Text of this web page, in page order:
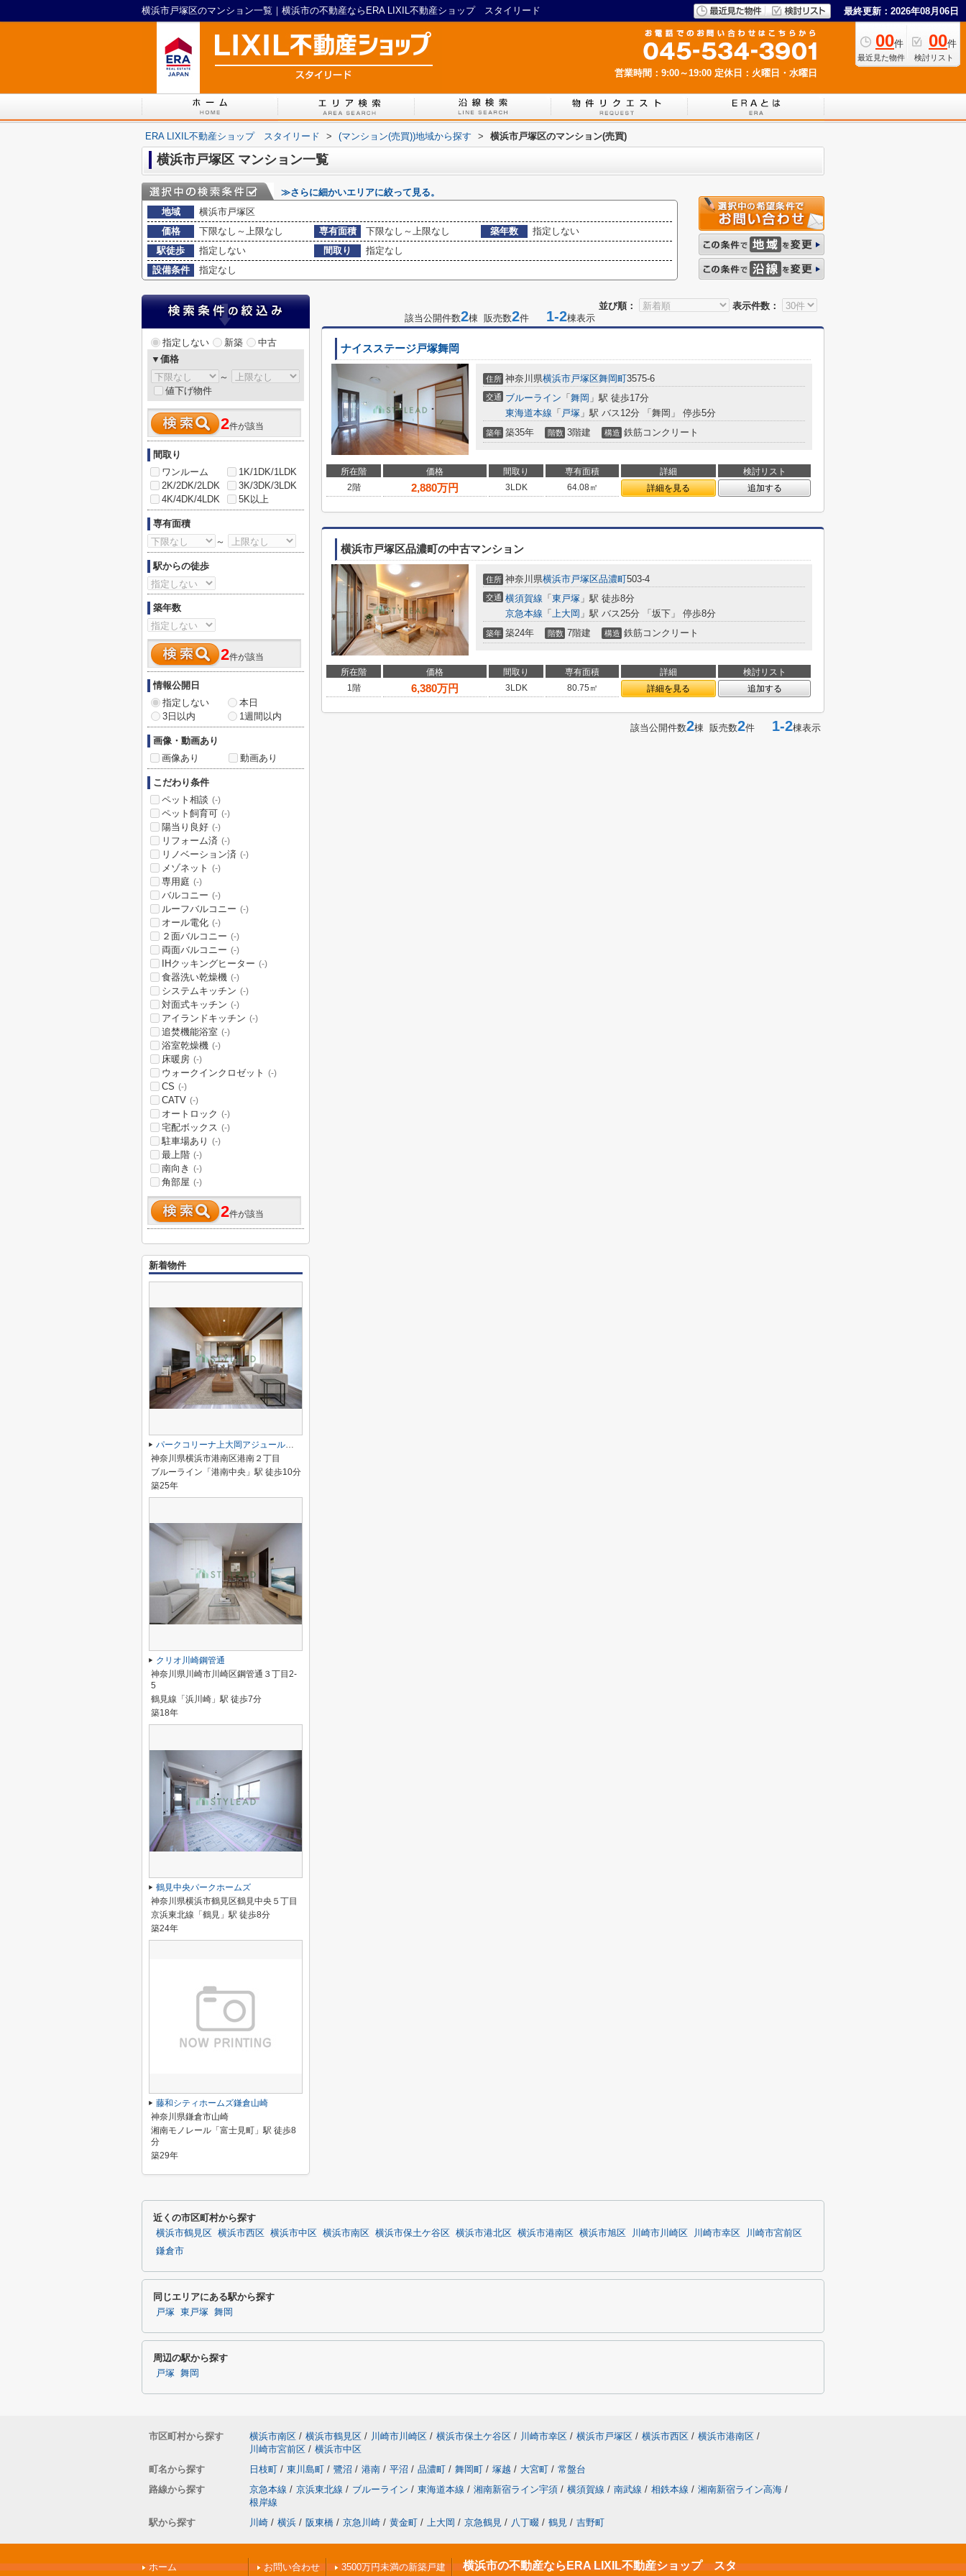
横浜市戸塚区のマンション一覧｜横浜市の不動産ならERA LIXIL不動産ショップ スタイリード 最終更新：2026年08月06日
00件
最近見た物件
00件
検討リスト
営業時間：9:00～19:00 定休日：火曜日・水曜日
ERA LIXIL不動産ショップ スタイリード > (マンション(売買))地域から探す > 横浜市戸塚区のマンション(売買)
横浜市戸塚区 マンション一覧
≫さらに細かいエリアに絞って見る。
地域
横浜市戸塚区
価格
下限なし～上限なし 専有面積 下限なし～上限なし 築年数
指定しない
駅徒歩
指定しない 間取り
指定なし
設備条件
指定なし
並び順：
表示件数：
該当公開件数2棟 販売数2件 1-2棟表示
ナイスステージ戸塚舞岡
住所 神奈川県横浜市戸塚区舞岡町3575-6
交通 ブルーライン 「 舞岡 」駅 徒歩17分
東海道本線 「 戸塚 」駅 バス12分 「舞岡」 停歩5分
築年 築35年 階数 3階建 構造 鉄筋コンクリート
所在階 価格 間取り 専有面積 詳細
検討リスト
2階
2,880万円 3LDK 64.08㎡ 詳細を見る 追加する
横浜市戸塚区品濃町の中古マンション
住所 神奈川県横浜市戸塚区品濃町503-4
交通 横須賀線 「 東戸塚 」駅 徒歩8分
京急本線 「 上大岡 」駅 バス25分 「坂下」 停歩8分
築年 築24年 階数 7階建 構造 鉄筋コンクリート
所在階 価格 間取り 専有面積 詳細
検討リスト
1階
6,380万円 3LDK 80.75㎡ 詳細を見る 追加する
該当公開件数2棟 販売数2件 1-2棟表示
指定しない 新築
中古
▼価格
～
値下げ物件
2件が該当
間取り
ワンルーム
1K/1DK/1LDK
2K/2DK/2LDK
3K/3DK/3LDK
4K/4DK/4LDK
5K以上
専有面積
～
駅からの徒歩
築年数
2件が該当
情報公開日
指定しない
本日
3日以内
1週間以内
画像・動画あり
画像あり
動画あり
こだわり条件
ペット相談 (-)
ペット飼育可 (-)
陽当り良好 (-)
リフォーム済 (-)
リノベーション済 (-)
メゾネット (-)
専用庭 (-)
バルコニー (-)
ルーフバルコニー (-)
オール電化 (-)
２面バルコニー (-)
両面バルコニー (-)
IHクッキングヒーター (-)
食器洗い乾燥機 (-)
システムキッチン (-)
対面式キッチン (-)
アイランドキッチン (-)
追焚機能浴室 (-)
浴室乾燥機 (-)
床暖房 (-)
ウォークインクロゼット (-)
CS (-)
CATV (-)
オートロック (-)
宅配ボックス (-)
駐車場あり (-)
最上階 (-)
南向き (-)
角部屋 (-)
2件が該当
新着物件
パークコリーナ上大岡アジュールコート
神奈川県横浜市港南区港南２丁目
ブルーライン「港南中央」駅 徒歩10分
築25年
クリオ川崎鋼管通
神奈川県川崎市川崎区鋼管通３丁目2-
5
鶴見線「浜川崎」駅 徒歩7分
築18年
鶴見中央パークホームズ
神奈川県横浜市鶴見区鶴見中央５丁目
京浜東北線「鶴見」駅 徒歩8分
築24年
藤和シティホームズ鎌倉山崎
神奈川県鎌倉市山崎
湘南モノレール「富士見町」駅 徒歩8
分
築29年
近くの市区町村から探す
横浜市鶴見区 横浜市西区 横浜市中区 横浜市南区 横浜市保土ケ谷区 横浜市港北区 横浜市港南区 横浜市旭区 川崎市川崎区 川崎市幸区
川崎市宮前区
鎌倉市
同じエリアにある駅から探す
戸塚 東戸塚 舞岡
周辺の駅から探す
戸塚 舞岡
市区町村から探す 横浜市南区 / 横浜市鶴見区 / 川崎市川崎区 / 横浜市保土ケ谷区 / 川崎市幸区 / 横浜市戸塚区 / 横浜市西区 / 横浜市港南区 /
川崎市宮前区 / 横浜市中区
町名から探す
日枝町 / 東川島町 / 鷺沼 / 港南 / 平沼 / 品濃町 / 舞岡町 / 塚越 / 大宮町 / 常盤台
路線から探す
京急本線 / 京浜東北線 / ブルーライン / 東海道本線 / 湘南新宿ライン宇須 / 横須賀線 / 南武線 / 相鉄本線 / 湘南新宿ライン高海 /
根岸線
駅から探す
川崎 / 横浜 / 阪東橋 / 京急川崎 / 黄金町 / 上大岡 / 京急鶴見 / 八丁畷 / 鶴見 / 吉野町
ホーム お問い合わせ 3500万円未満の新築戸建
横浜市の不動産ならERA LIXIL不動産ショップ スタ